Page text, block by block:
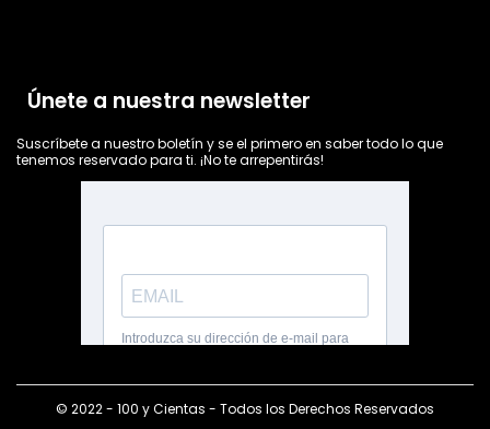
Únete a nuestra newsletter
Suscríbete a nuestro boletín y se el primero en saber todo lo que
tenemos reservado para ti. ¡No te arrepentirás!
© 2022 - 100 y Cientas - Todos los Derechos Reservados